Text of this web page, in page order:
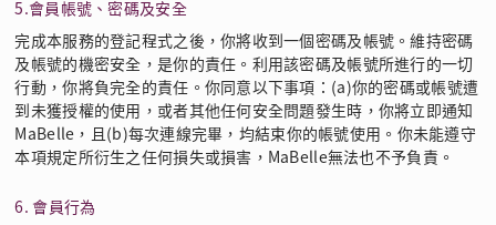
5.會員帳號、密碼及安全
完成本服務的登記程式之後，你將收到一個密碼及帳號。維持密碼
及帳號的機密安全，是你的責任。利用該密碼及帳號所進行的一切
行動，你將負完全的責任。你同意以下事項：(a)你的密碼或帳號遭
到未獲授權的使用，或者其他任何安全問題發生時，你將立即通知
MaBelle，且(b)每次連線完畢，均結束你的帳號使用。你未能遵守
本項規定所衍生之任何損失或損害，MaBelle無法也不予負責。
6. 會員行為